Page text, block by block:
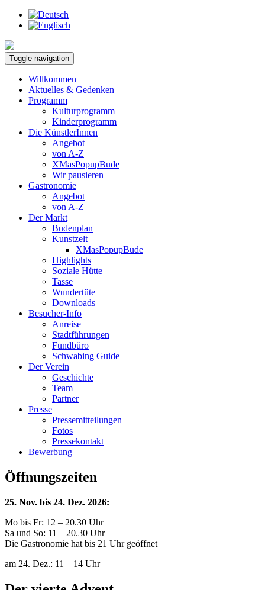
Toggle navigation
Willkommen
Aktuelles & Gedenken
Programm
Kulturprogramm
Kinderprogramm
Die KünstlerInnen
Angebot
von A-Z
XMasPopupBude
Wir pausieren
Gastronomie
Angebot
von A-Z
Der Markt
Budenplan
Kunstzelt
XMasPopupBude
Highlights
Soziale Hütte
Tasse
Wundertüte
Downloads
Besucher-Info
Anreise
Stadtführungen
Fundbüro
Schwabing Guide
Der Verein
Geschichte
Team
Partner
Presse
Pressemitteilungen
Fotos
Pressekontakt
Bewerbung
Öffnungszeiten
25. Nov. bis 24. Dez. 2026:
Mo bis Fr: 12 – 20.30 Uhr
Sa und So: 11 – 20.30 Uhr
Die Gastronomie hat bis 21 Uhr geöffnet
am 24. Dez.: 11 – 14 Uhr